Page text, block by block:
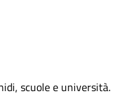
scuole e università.